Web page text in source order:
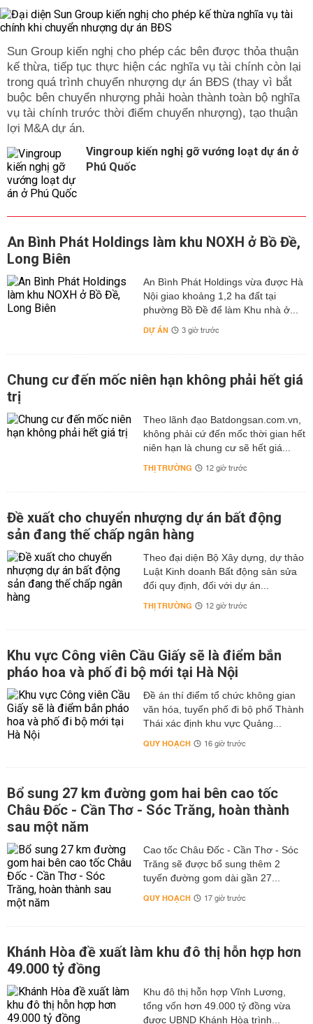
máy bay du lịch Kon Tum cũng khá cao. Trung bình
khoảng 1.800.000VNĐ/vé/lượt.
Di chuyển bằng xe Khách
Từ Hà Nội và các tỉnh phía Bắc: Bạn có thể ra bến Giáp
Bát để đón xe đi Kon Tum.
Từ TP. Hồ Chí Minh và các tỉnh phía Nam: Bạn có thể
liên hệ với một số xe như: Đăng Khoa (060 3864606 – 08
22478379 – 0985222679), Việt Tân (060 3913999 – 0986
823355)
Từ Đà Nẵng và các tỉnh miền Trung: Các bạn có thể liên
hệ với xe Mai Linh (0511 3792929) để đặt chỗ và hỏi giờ
Thành phố Kon Tum khá nhỏ, nên việc chọn lựa khách
sạn cũng là một điều khá khó khăn nếu bạn là người lần
đầu tiên đi Kon Tum… Tuy nhiên các khách sạn, nhà
nghỉ trong những khu vực đều có giá khá rẻ, chất lượng
tốt, đầy đủ tiện nghi và lễ tân luôn sẵn sàng phục vụ khi
bạn cần. Thậm chí, một số khách sạn có nhà hàng phục
tham khảo một số khách sạn dưới đây.
Khách sạn Family Kon Tum) – số 235 đường Trần Hưng
Đạo.
Khách sạn Bình Minh – số 204 Trần Hưng Đạo.
Khách sạn Hữu Nghị – số 73 Bà Triệu.
Khách sạn Thịnh Vượng – 16B Nguyễn Trãi.
chia thành nhiều cụm, và được chia khác nhau dựa trên
địa lí, gồm các điểm tham quan trong thành phố Kon
Tum, các danh thắng ở huyện Đắk Tô và những điểm rải
rác tại các thị xã.
Những địa điểm nổi tiếng ở Kon Tum
Chùa Bác Ái
Nhà thờ Chánh tòa Kon Tum (Nhà thờ Gỗ xưa cũ)
Cầu treo ở Kon Klor – Làng văn hóa Kon K’tu
Sông Đăk bla
Khu du lịch sinh thái Măng Đen
Cột mốc biên giới tại Campuchia – Lào – Việt Nam
Nhà rông Kon Klor
Khu di tích chiến thắng Đăk Tô
Núi Ngọc Linh
Vườn quốc gia Chư Mom Rây
Đi Kon Tum nên ăn gì ngon nhất?
Các món ăn ở Kon Tum có giá khá rẻ, bạn có thể ăn ở
bất kỳ nhà hàng, quán ăn nào trên khắp Kon Tum. Ngoài
những món ngon đặc sản Tây Nguyên ra, thì những món
ăn truyền thống ở Kon Tum gồm có: Gỏi lá, gỏi kiến
các loại thịt trâu, dê…
Địa chỉ, quán ăn ngon ở Kon Tum
Món bánh bột lọc – Địa chỉ: đối diện bưu điện đường
Phan Đình Phùng
Sun Group kiến nghị cho phép các bên được thỏa thuận
kế thừa, tiếp tục thực hiện các nghĩa vụ tài chính còn lại
trong quá trình chuyển nhượng dự án BĐS (thay vì bắt
buộc bên chuyển nhượng phải hoàn thành toàn bộ nghĩa
vụ tài chính trước thời điểm chuyển nhượng), tạo thuận
lợi M&A dự án.
Vingroup kiến nghị gỡ vướng loạt dự án ở
Phú Quốc
An Bình Phát Holdings làm khu NOXH ở Bồ Đề,
Long Biên
An Bình Phát Holdings vừa được Hà
Nội giao khoảng 1,2 ha đất tại
phường Bồ Đề để làm Khu nhà ở...
DỰ ÁN 3 giờ trước
Chung cư đến mốc niên hạn không phải hết giá
trị
Theo lãnh đạo Batdongsan.com.vn,
không phải cứ đến mốc thời gian hết
niên hạn là chung cư sẽ hết giá...
THỊ TRƯỜNG 12 giờ trước
Đề xuất cho chuyển nhượng dự án bất động
sản đang thế chấp ngân hàng
Theo đại diện Bộ Xây dựng, dự thảo
Luật Kinh doanh Bất động sản sửa
đổi quy định, đối với dự án...
THỊ TRƯỜNG 12 giờ trước
Khu vực Công viên Cầu Giấy sẽ là điểm bắn
pháo hoa và phố đi bộ mới tại Hà Nội
Đề án thí điểm tổ chức không gian
văn hóa, tuyến phố đi bộ phố Thành
Thái xác định khu vực Quảng...
QUY HOẠCH 16 giờ trước
Bổ sung 27 km đường gom hai bên cao tốc
Châu Đốc - Cần Thơ - Sóc Trăng, hoàn thành
sau một năm
Cao tốc Châu Đốc - Cần Thơ - Sóc
Trăng sẽ được bổ sung thêm 2
tuyến đường gom dài gần 27...
QUY HOẠCH 17 giờ trước
Khánh Hòa đề xuất làm khu đô thị hỗn hợp hơn
49.000 tỷ đồng
Khu đô thị hỗn hợp Vĩnh Lương,
tổng vốn hơn 49.000 tỷ đồng vừa
được UBND Khánh Hòa trình...